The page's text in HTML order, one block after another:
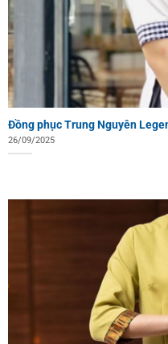
Đồng phục Trung Nguyên
26/09/2025